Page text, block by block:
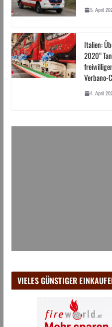
5. April
Italien:
2020“
Verbano-
4. April
VIELES GÜNSTIGER